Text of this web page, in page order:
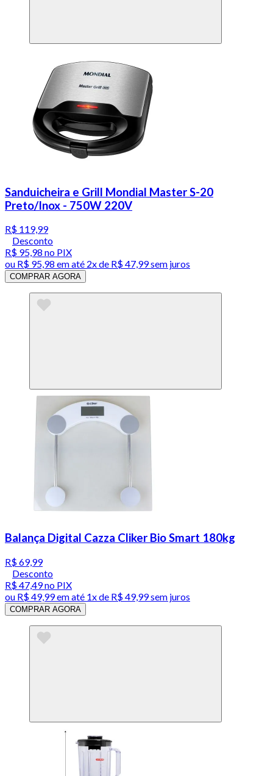
Sanduicheira e Grill Mondial Master S-20
Preto/Inox - 750W 220V
R$ 119,99
Desconto
R$ 95,98 no PIX
ou R$ 95,98 em até 2x de R$ 47,99 sem juros
COMPRAR AGORA
Balança Digital Cazza Cliker Bio Smart 180kg
R$ 69,99
Desconto
R$ 47,49no PIX
ou R$ 49,99em até 1x de R$ 49,99sem juros
COMPRAR AGORA